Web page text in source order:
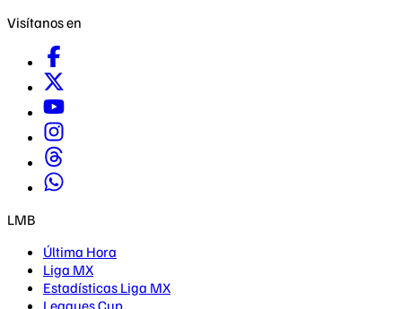
Visítanos en
LMB
Última Hora
Liga MX
Estadísticas Liga MX
Leagues Cup